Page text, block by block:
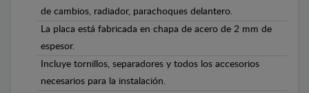
de cambios, radiador, parachoques delantero.
La placa está fabricada en chapa de acero de 2 mm de
espesor.
Incluye tornillos, separadores y todos los accesorios
necesarios para la instalación.